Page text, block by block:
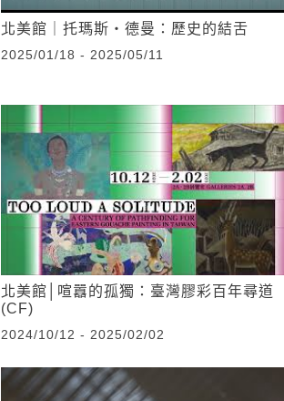
北美館｜托瑪斯‧德曼：歷史的結舌
2025/01/18 - 2025/05/11
北美館│喧囂的孤獨：臺灣膠彩百年尋道
(CF)
2024/10/12 - 2025/02/02